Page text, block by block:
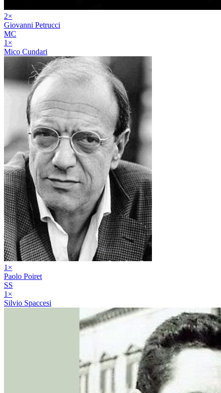
2×
Giovanni Petrucci
MC
1 ×
Mico Cundari
1 ×
Paolo Poiret
SS
1 ×
Silvio Spaccesi